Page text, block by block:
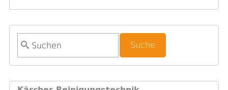
S
u
h